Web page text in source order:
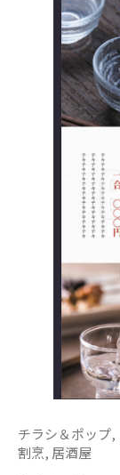
チラシ＆ポップ,
割烹, 居酒屋